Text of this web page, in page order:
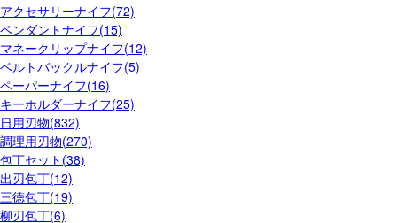
アクセサリーナイフ(72)
ペンダントナイフ(15)
マネークリップナイフ(12)
ベルトバックルナイフ(5)
ペーパーナイフ(16)
キーホルダーナイフ(25)
日用刃物(832)
調理用刃物(270)
包丁セット(38)
出刃包丁(12)
三徳包丁(19)
柳刃包丁(6)